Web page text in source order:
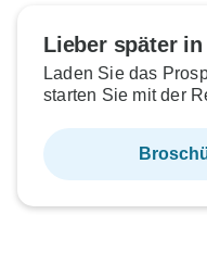
Lieber später
Laden Sie das
starten Sie mit der